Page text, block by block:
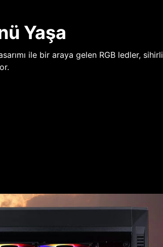
Yaşa
ile bir araya gelen RGB ledler, sihirli